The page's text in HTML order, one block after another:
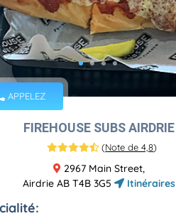
APPELEZ
FIREHOUSE SUBS AIRDRIE
(Note de 4,8)
2967 Main Street,
Airdrie AB T4B 3G5
Itinéraires